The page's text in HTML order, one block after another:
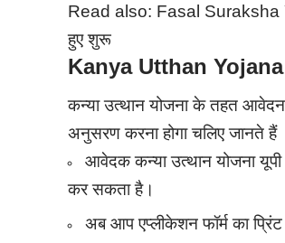
Read also: Fasal Suraksha
हुए शुरू
Kanya Utthan Yojana
कन्या उत्थान योजना के तहत
अनुसरण करना होगा चलिए जानते हैं
आवेदक कन्या उत्थान योजना
कर सकता है।
अब आप एप्लीकेशन फॉर्म का